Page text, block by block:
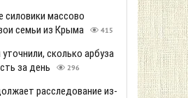
силовики массово
семьи из Крыма
415
сколько арбуза
за день
296
расследование из-